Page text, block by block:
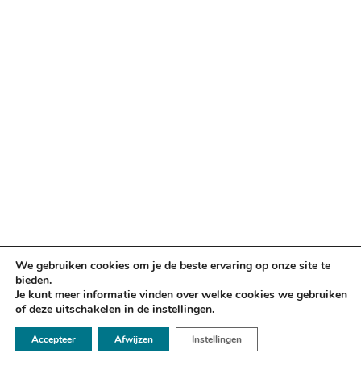
✉ info@argusadvocaten.nl
We gebruiken cookies om je de beste ervaring op onze site te
bieden.
Je kunt meer informatie vinden over welke cookies we gebruiken
of deze uitschakelen in de instellingen.
Accepteer Afwijzen Instellingen